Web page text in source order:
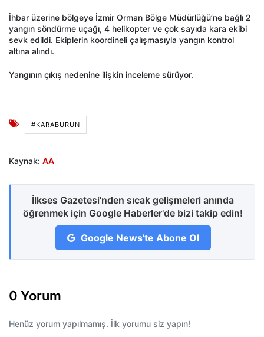
İhbar üzerine bölgeye İzmir Orman Bölge Müdürlüğü’ne bağlı 2
yangın söndürme uçağı, 4 helikopter ve çok sayıda kara ekibi
sevk edildi. Ekiplerin koordineli çalışmasıyla yangın kontrol
altına alındı.
Yangının çıkış nedenine ilişkin inceleme sürüyor.
#KARABURUN
Kaynak: AA
İlkses Gazetesi'nden sıcak gelişmeleri anında
öğrenmek için Google Haberler'de bizi takip edin!
Google News'te Abone Ol
0 Yorum
Henüz yorum yapılmamış. İlk yorumu siz yapın!